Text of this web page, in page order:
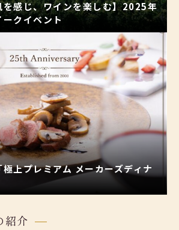
を感じ、ワインを楽しむ】2025年
クイベント
上プレミアム メーカーズディナ
紹介